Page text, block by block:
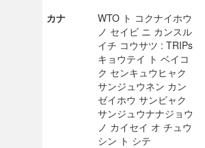
カナ
WTO ト コクナイホウ
ノ セイビ ニ カンスル
イチ コウサツ : TRIPs
キョウテイ ト ベイコ
ク センキュウヒャク
サンジュウネン カン
ゼイホウ サンビャク
サンジュウナナジョウ
ノ カイセイ オ チュウ
シン ト シテ